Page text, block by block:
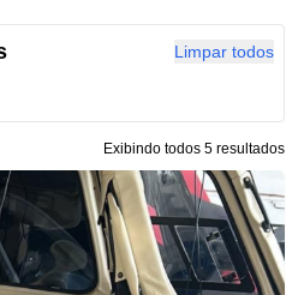
Limpar todos
Exibindo todos 5 resultados